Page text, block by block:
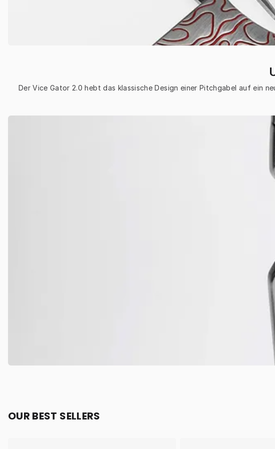
Der Vice Gator 2.0 hebt das klassische Design einer Pitchgabel auf ein
OUR BEST SELLERS